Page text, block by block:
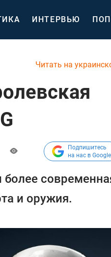
ИНТЕРВЬЮ
Читать на
Подпишитесь
на нас в Google
и оружия.